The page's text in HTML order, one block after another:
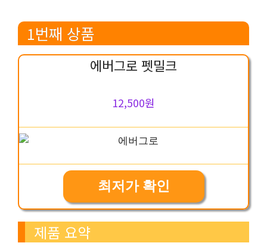
1번째 상품
에버그로 펫밀크
12,500원
최저가 확인
제품 요약